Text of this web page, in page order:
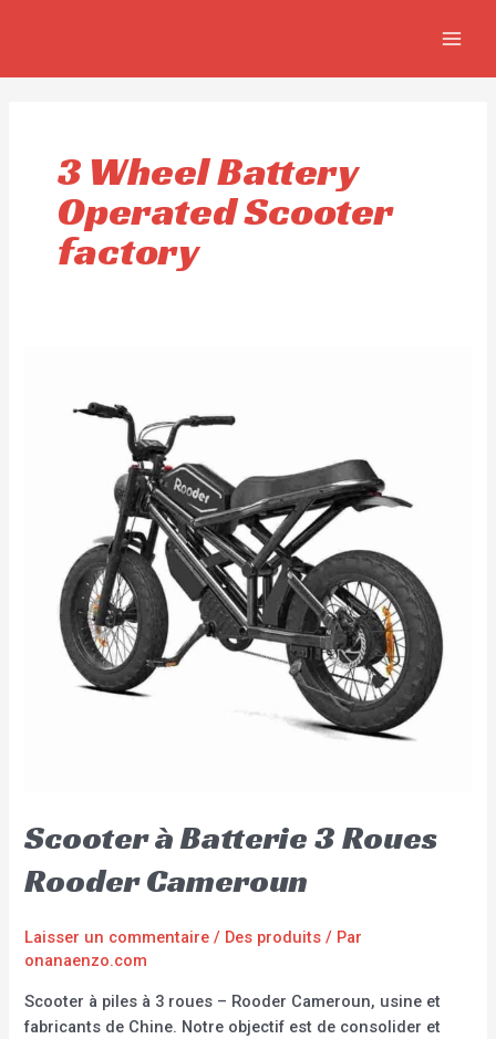
3 Wheel Battery
Operated Scooter
factory
Scooter à Batterie 3 Roues
Rooder Cameroun
Laisser un commentaire / Des produits / Par
onanaenzo.com
Scooter à piles à 3 roues – Rooder Cameroun, usine et
fabricants de Chine. Notre objectif est de consolider et